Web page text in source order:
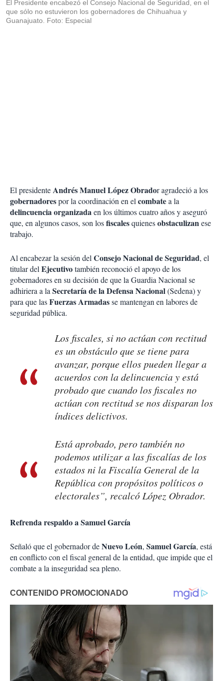
El Presidente encabezó el Consejo Nacional de Seguridad, en el
que sólo no estuvieron los gobernadores de Chihuahua y
Guanajuato. Foto: Especial
El presidenteAndrés Manuel López Obrador agradeció a los
gobernadorespor la coordinación en elcombatea la
delincuenciaorganizadaen los últimos cuatro años y aseguró
que, en algunos casos, son losfiscalesquienesobstaculizanese
trabajo.
Al encabezar la sesión delConsejo Nacional de Seguridad, el
titular delEjecutivotambién reconoció el apoyo de los
gobernadores en su decisión de que la Guardia Nacional se
adhiriera a laSecretaría de la Defensa Nacional(Sedena) y
para que lasFuerzas Armadasse mantengan en labores de
seguridad pública.
Los fiscales, si no actúan con rectitud
es un obstáculo que se tiene para
avanzar, porque ellos pueden llegar a
acuerdos con la delincuencia y está
probado que cuando los fiscales no
actúan con rectitud se nos disparan los
índices delictivos.
Está aprobado, pero también no
podemos utilizar a las fiscalías de los
estados ni la Fiscalía General de la
República con propósitos políticos o
electorales”, recalcó López Obrador.
Refrenda respaldo a Samuel García
Señaló que el gobernador deNuevo León, SamuelGarcía, está
en conflicto con el fiscal general de la entidad, que impide que el
combate a la inseguridad sea pleno.